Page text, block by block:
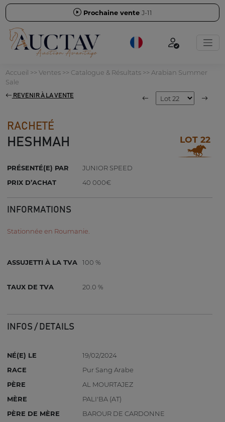
Prochaine vente J-11
Accueil >> Ventes>> Catalogue & Résultats>> Arabian Summer
Sale
REVENIR À LA VENTE
RACHETÉ
HESHMAH LOT 22
PRÉSENTÉ(E) PAR
JUNIOR SPEED
PRIX D’ACHAT
40 000€
INFORMATIONS
Stationnée en Roumanie.
ASSUJETTI À LA TVA 100 %
TAUX DE TVA 20.0 %
INFOS / DETAILS
NÉ(E) LE
19/02/2024
RACE
Pur Sang Arabe
PÈRE
AL MOURTAJEZ
MÈRE
PALI'BA (AT)
PÈRE DE MÈRE
BAROUR DE CARDONNE